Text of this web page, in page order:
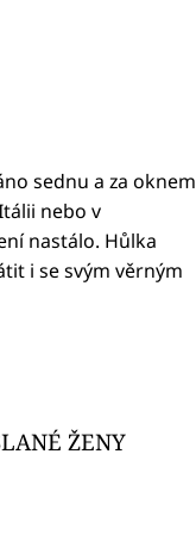
sednu a za oknem
nebo v
nastálo. Hůlka
i se svým věrným
ŽENY